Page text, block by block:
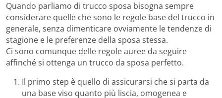
Quando parliamo di trucco sposa bisogna sempre
considerare quelle che sono le regole base del trucco in
generale, senza dimenticare ovviamente le tendenze di
stagione e le preferenze della sposa stessa.
Ci sono comunque delle regole auree da seguire
affinché si ottenga un trucco da sposa perfetto.
Il primo step è quello di assicurarsi che si parta da
una base viso quanto più liscia, omogenea e